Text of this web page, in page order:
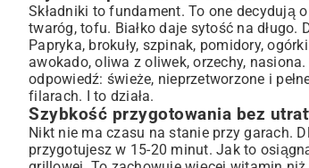
Składniki to fundament. To one decydują
twaróg, tofu. Białko daje sytość na
Papryka, brokuły, szpinak, pomidory,
awokado, oliwa z oliwek, orzechy,
odpowiedź: świeże, nieprzetworzone i
filarach. I to działa.
Szybkość przygotowania bez
Nikt nie ma czasu na stanie przy garach.
przygotujesz w 15-20 minut. Jak to